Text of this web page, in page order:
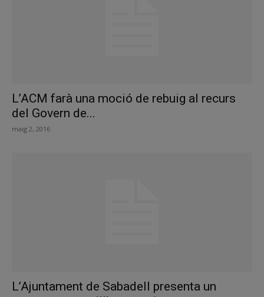
L’ACM farà una moció de rebuig al recurs
del Govern de...
maig 2, 2016
L’Ajuntament de Sabadell presenta un